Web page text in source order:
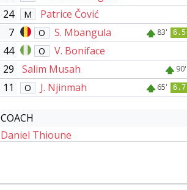
24
M
Patrice Čović
7
O S. Mbangula 83' 6.5
44 O
V. Boniface
29
Salim Musah 90'
11 O J. Njinmah 65' 6.7
COACH
Daniel Thioune